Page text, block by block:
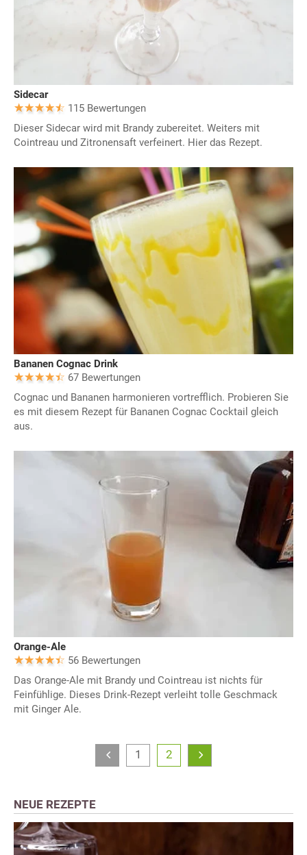
Sidecar
115 Bewertungen
Dieser Sidecar wird mit Brandy zubereitet. Weiters mit
Cointreau und Zitronensaft verfeinert. Hier das Rezept.
Bananen Cognac Drink
67 Bewertungen
Cognac und Bananen harmonieren vortrefflich. Probieren Sie
es mit diesem Rezept für Bananen Cognac Cocktail gleich
aus.
Orange-Ale
56 Bewertungen
Das Orange-Ale mit Brandy und Cointreau ist nichts für
Feinfühlige. Dieses Drink-Rezept verleiht tolle Geschmack
mit Ginger Ale.
1 2
NEUE REZEPTE